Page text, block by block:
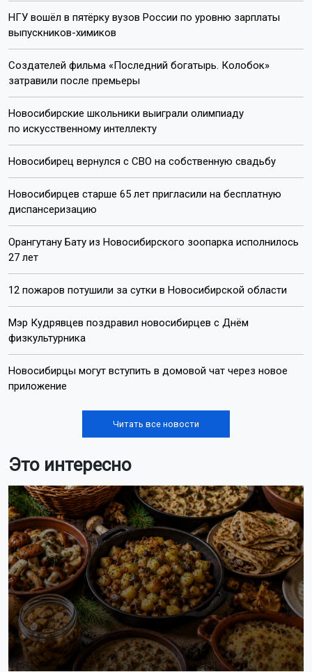
НГУ вошёл в пятёрку вузов России по уровню зарплаты
выпускников-химиков
Создателей фильма «Последний богатырь. Колобок»
затравили после премьеры
Новосибирские школьники выиграли олимпиаду
по искусственному интеллекту
Новосибирец вернулся с СВО на собственную свадьбу
Новосибирцев старше 65 лет пригласили на бесплатную
диспансеризацию
Орангутану Бату из Новосибирского зоопарка исполнилось
27 лет
12 пожаров потушили за сутки в Новосибирской области
Мэр Кудрявцев поздравил новосибирцев с Днём
физкультурника
Новосибирцы могут вступить в домовой чат через новое
приложение
Читать все новости
Это интересно